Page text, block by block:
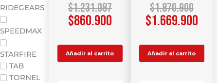
RIDEGEARS
SPEEDMAX
STARFIRE
TAB
TORNEL
$1.231.087
$860.900
Añadir al carrito
$1.870.900
$1.669.900
Añadir al carrito